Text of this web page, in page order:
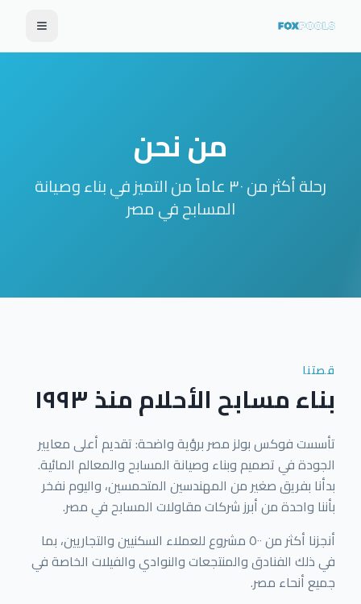
من نحن
رحلة أكثر من ٣٠ عاماً من التميز في بناء وصيانة
المسابح في مصر
قصتنا
بناء مسابح الأحلام منذ ١٩٩٣
تأسست فوكس بولز مصر برؤية واضحة: تقديم أعلى معايير
الجودة في تصميم وبناء وصيانة المسابح والمعالم المائية.
بدأنا بفريق صغير من المهندسين المتحمسين، واليوم نفخر
بأننا واحدة من أبرز شركات مقاولات المسابح في مصر.
أنجزنا أكثر من ٥٠٠ مشروع للعملاء السكنيين والتجاريين، بما
في ذلك الفنادق والمنتجعات والنوادي والفيلات الخاصة في
جميع أنحاء مصر.